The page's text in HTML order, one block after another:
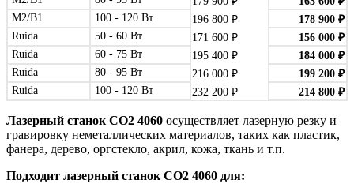
M2/B1
100 - 120 Вт 196 800 ₽ 178 900 ₽
Ruida
50 - 60 Вт 171 600 ₽ 156 000 ₽
Ruida
60 - 75 Вт 195 400 ₽ 184 000 ₽
Ruida
80 - 95 Вт 216 000 ₽ 199 200 ₽
Ruida
100 - 120 Вт 232 200 ₽ 214 800 ₽
Лазерный станок СО2 4060 осуществляет лазерную резку и
гравировку неметаллических материалов, таких как пластик,
фанера, дерево, оргстекло, акрил, кожа, ткань и т.п.
Подходит лазерный станок СО2 4060 для: